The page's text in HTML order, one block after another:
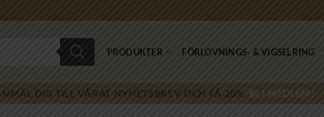
PRODUKTER FÖRLOVNINGS- & VIGSELRING
DIG TILL VÅRAT NYHETSBREV OCH FÅ 10%. BLI MEDLEM!